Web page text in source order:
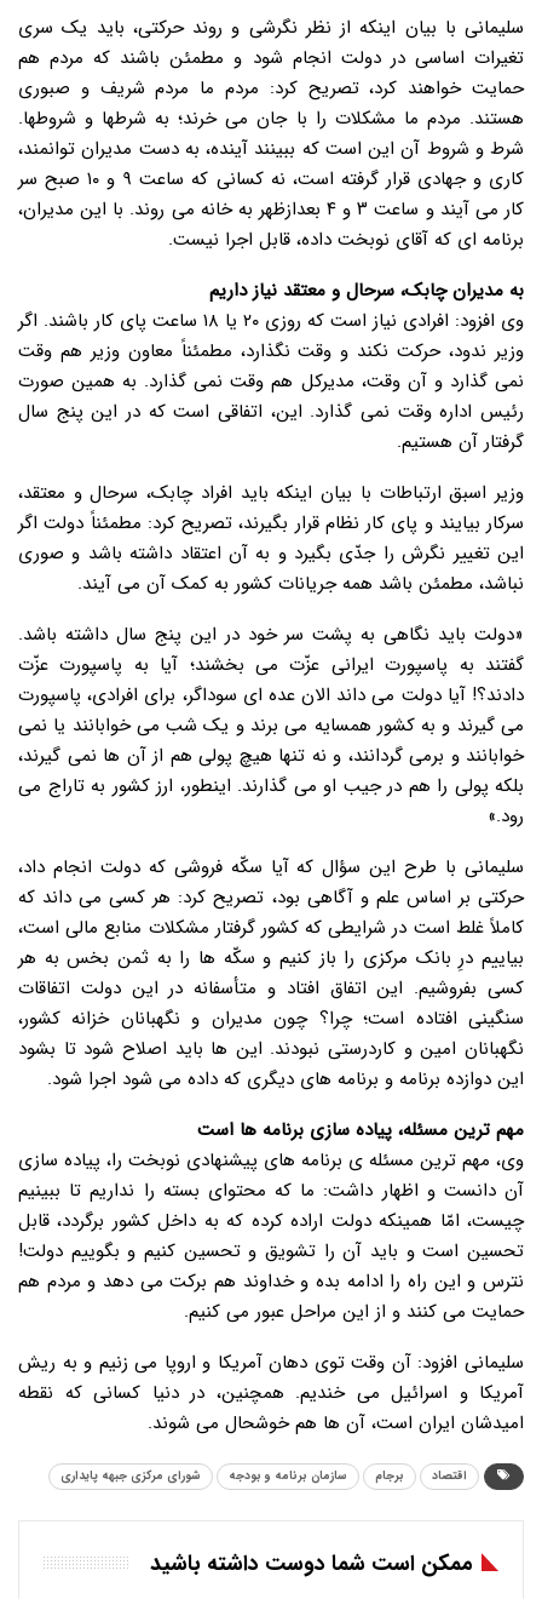
سلیمانی با بیان اینکه از نظر نگرشی و روند حرکتی، باید یک سری
تغیرات اساسی در دولت انجام شود و مطمئن باشند که مردم هم
حمایت خواهند کرد، تصریح کرد: مردم ما مردم شریف و صبوری
هستند. مردم ما مشکلات را با جان می خرند؛ به شرطها و شروطها.
شرط و شروط آن این است که ببینند آینده، به دست مدیران توانمند،
کاری و جهادی قرار گرفته است، نه کسانی که ساعت ۹ و ۱۰ صبح سر
کار می آیند و ساعت ۳ و ۴ بعدازظهر به خانه می روند. با این مدیران،
برنامه ای که آقای نوبخت داده، قابل اجرا نیست.
به مدیران چابک، سرحال و معتقد نیاز داریم
وی افزود: افرادی نیاز است که روزی ۲۰ یا ۱۸ ساعت پای کار باشند. اگر
وزیر ندود، حرکت نکند و وقت نگذارد، مطمئناً معاون وزیر هم وقت
نمی گذارد و آن وقت، مدیرکل هم وقت نمی گذارد. به همین صورت
رئیس اداره وقت نمی گذارد. این، اتفاقی است که در این پنج سال
گرفتار آن هستیم.
وزیر اسبق ارتباطات با بیان اینکه باید افراد چابک، سرحال و معتقد،
سرکار بیایند و پای کار نظام قرار بگیرند، تصریح کرد: مطمئناً دولت اگر
این تغییر نگرش را جدّی بگیرد و به آن اعتقاد داشته باشد و صوری
نباشد، مطمئن باشد همه جریانات کشور به کمک آن می آیند.
«دولت باید نگاهی به پشت سر خود در این پنج سال داشته باشد.
گفتند به پاسپورت ایرانی عزّت می بخشند؛ آیا به پاسپورت عزّت
دادند؟! آیا دولت می داند الان عده ای سوداگر، برای افرادی، پاسپورت
می گیرند و به کشور همسایه می برند و یک شب می خوابانند یا نمی
خوابانند و برمی گردانند، و نه تنها هیچ پولی هم از آن ها نمی گیرند،
بلکه پولی را هم در جیب او می گذارند. اینطور، ارز کشور به تاراج می
رود.»
سلیمانی با طرح این سؤال که آیا سکّه فروشی که دولت انجام داد،
حرکتی بر اساس علم و آگاهی بود، تصریح کرد: هر کسی می داند که
کاملاً غلط است در شرایطی که کشور گرفتار مشکلات منابع مالی است،
بیاییم درِ بانک مرکزی را باز کنیم و سکّه ها را به ثمن بخس به هر
کسی بفروشیم. این اتفاق افتاد و متأسفانه در این دولت اتفاقات
سنگینی افتاده است؛ چرا؟ چون مدیران و نگهبانان خزانه کشور،
نگهبانان امین و کاردرستی نبودند. این ها باید اصلاح شود تا بشود
این دوازده برنامه و برنامه های دیگری که داده می شود اجرا شود.
مهم ترین مسئله، پیاده سازی برنامه ها است
وی، مهم ترین مسئله ی برنامه های پیشنهادی نوبخت را، پیاده سازی
آن دانست و اظهار داشت: ما که محتوای بسته را نداریم تا ببینیم
چیست، امّا همینکه دولت اراده کرده که به داخل کشور برگردد، قابل
تحسین است و باید آن را تشویق و تحسین کنیم و بگوییم دولت!
نترس و این راه را ادامه بده و خداوند هم برکت می دهد و مردم هم
حمایت می کنند و از این مراحل عبور می کنیم.
سلیمانی افزود: آن وقت توی دهان آمریکا و اروپا می زنیم و به ریش
آمریکا و اسرائیل می خندیم. همچنین، در دنیا کسانی که نقطه
امیدشان ایران است، آن ها هم خوشحال می شوند.
اقتصاد برجام سازمان برنامه و بودجه شورای مرکزی جبهه پایداری
ممکن است شما دوست داشته باشید